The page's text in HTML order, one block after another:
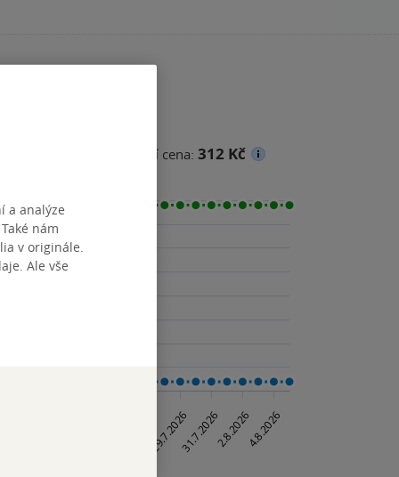
Minimální prodejní cena: 312 Kč
a analýze
nám
v originále.
Ale vše